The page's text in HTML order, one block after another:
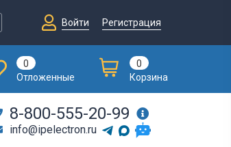
Войти Регистрация
0
Отложенные
0
Корзина
8-800-555-20-99
info@ipelectron.ru